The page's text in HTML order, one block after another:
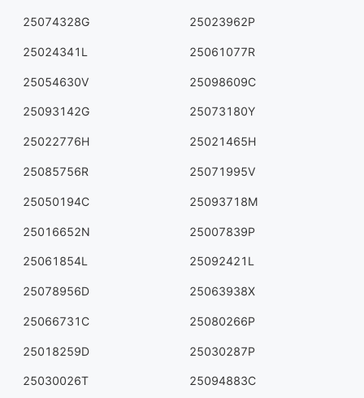
25074328G 25023962P
25024341L 25061077R
25054630V 25098609C
25093142G 25073180Y
25022776H 25021465H
25085756R 25071995V
25050194C 25093718M
25016652N 25007839P
25061854L 25092421L
25078956D 25063938X
25066731C 25080266P
25018259D 25030287P
25030026T 25094883C